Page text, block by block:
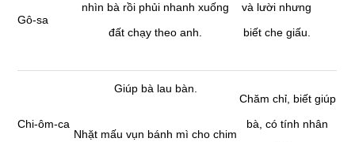
Gô-sa
nhìn bà rồi phủi nhanh xuống
đất chạy theo anh.
và lười nhưng
biết che giấu.
Chi-ôm-ca
Giúp bà lau bàn.
Nhặt mấu vụn bánh mì cho chim
Chăm chỉ, biết giúp
bà, có tính nhân